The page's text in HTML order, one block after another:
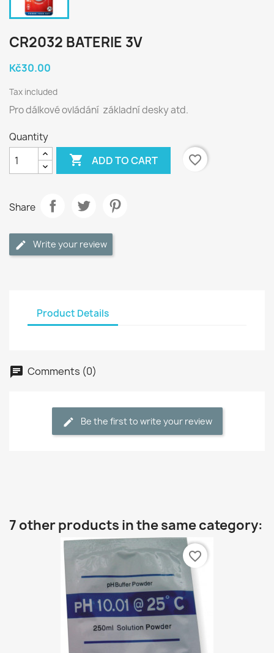
CR2032 BATERIE 3V
Kč30.00
Tax included
Pro dálkové ovládání základní desky atd.
Quantity
 ADD TO CART favorite_border
Share
Write your review
Product Details
Comments (0)
Be the first to write your review
7 other products in the same category:
favorite_border